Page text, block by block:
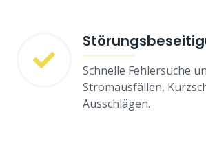
Schnelle Fehlersuche
Stromausfällen,
Ausschlägen.